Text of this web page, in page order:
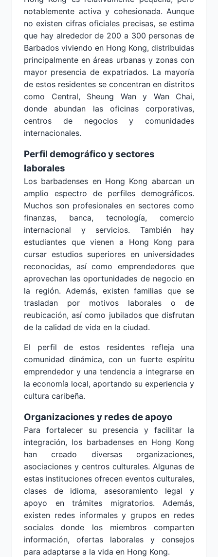
notablemente activa y cohesionada. Aunque
no existen cifras oficiales precisas, se estima
que hay alrededor de 200 a 300 personas de
Barbados viviendo en Hong Kong, distribuidas
principalmente en áreas urbanas y zonas con
mayor presencia de expatriados. La mayoría
de estos residentes se concentran en distritos
como Central, Sheung Wan y Wan Chai,
donde abundan las oficinas corporativas,
centros de negocios y comunidades
internacionales.
Perfil demográfico y sectores
laborales
Los barbadenses en Hong Kong abarcan un
amplio espectro de perfiles demográficos.
Muchos son profesionales en sectores como
finanzas, banca, tecnología, comercio
internacional y servicios. También hay
estudiantes que vienen a Hong Kong para
cursar estudios superiores en universidades
reconocidas, así como emprendedores que
aprovechan las oportunidades de negocio en
la región. Además, existen familias que se
trasladan por motivos laborales o de
reubicación, así como jubilados que disfrutan
de la calidad de vida en la ciudad.
El perfil de estos residentes refleja una
comunidad dinámica, con un fuerte espíritu
emprendedor y una tendencia a integrarse en
la economía local, aportando su experiencia y
cultura caribeña.
Organizaciones y redes de apoyo
Para fortalecer su presencia y facilitar la
integración, los barbadenses en Hong Kong
han creado diversas organizaciones,
asociaciones y centros culturales. Algunas de
estas instituciones ofrecen eventos culturales,
clases de idioma, asesoramiento legal y
apoyo en trámites migratorios. Además,
existen redes informales y grupos en redes
sociales donde los miembros comparten
información, ofertas laborales y consejos
para adaptarse a la vida en Hong Kong.